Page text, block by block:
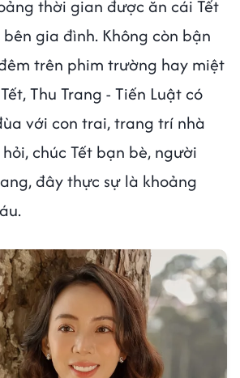
thời gian được ăn cái Tết
gia đình. Không còn bận
trên phim trường hay miệt
Thu Trang - Tiến Luật có
với con trai, trang trí nhà
chúc Tết bạn bè, người
đây thực sự là khoảng